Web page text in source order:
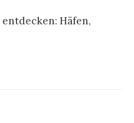
Häfen,